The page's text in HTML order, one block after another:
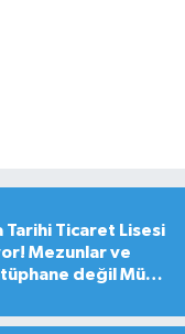
Ticaret Lisesi
Mezunlar ve
değil Müze